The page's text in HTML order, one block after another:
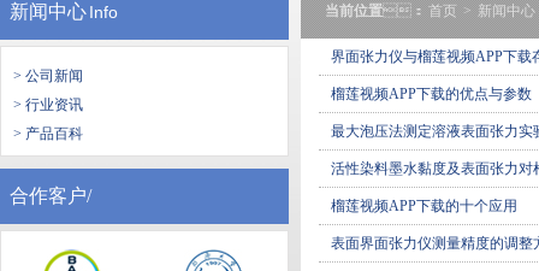
新闻中心Info
> 公司新闻
> 行业资讯
> 产品百科
合作客户/
当前位置： 首页 > 新闻中心
界面张力仪与榴莲视频APP下载
榴莲视频APP下载的优点与参数
最大泡压法测定溶液表面张力实
活性染料墨水黏度及表面张力对
榴莲视频APP下载的十个应用
表面界面张力仪测量精度的调整